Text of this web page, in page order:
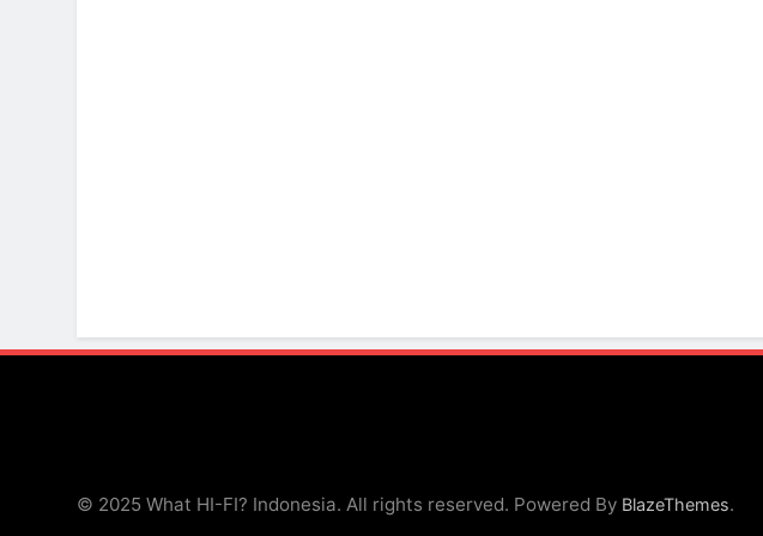
© 2025 What HI-FI? Indonesia. All rights reserved. Powered By BlazeThemes.